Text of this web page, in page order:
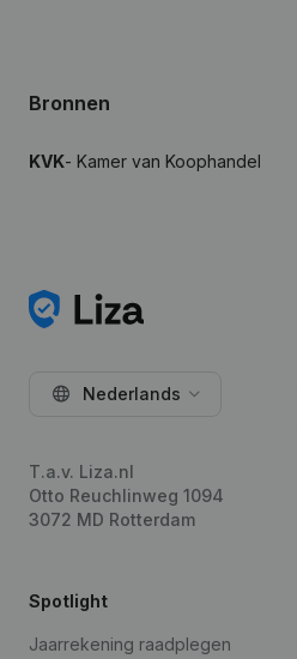
Bronnen
KVK- Kamer van Koophandel
Nederlands
T.a.v. Liza.nl
Otto Reuchlinweg 1094
3072 MD Rotterdam
Spotlight
Jaarrekening raadplegen